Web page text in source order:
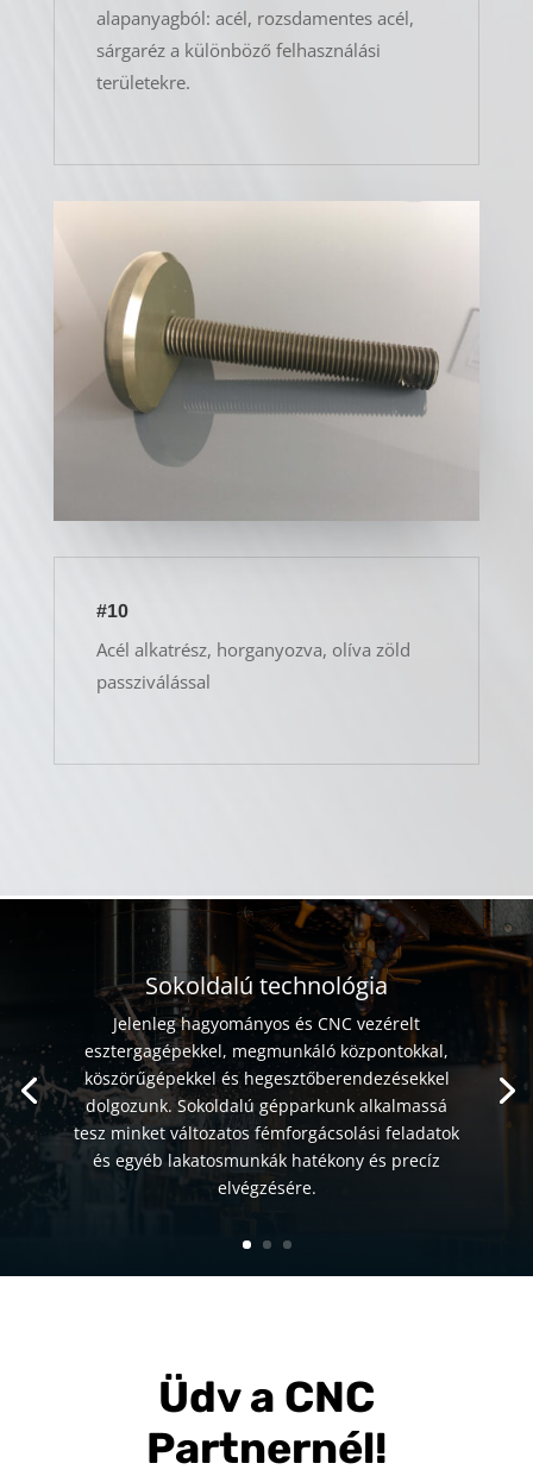
alapanyagból: acél, rozsdamentes acél,
sárgaréz a különböző felhasználási
területekre.
#10
Acél alkatrész, horganyozva, olíva zöld
passziválással
Sokoldalú technológia
Jelenleg hagyományos és CNC vezérelt
esztergagépekkel, megmunkáló központokkal,
köszörűgépekkel és hegesztőberendezésekkel
dolgozunk. Sokoldalú gépparkunk alkalmassá
tesz minket változatos fémforgácsolási feladatok
és egyéb lakatosmunkák hatékony és precíz
elvégzésére.
Üdv a CNC
Partnernél!